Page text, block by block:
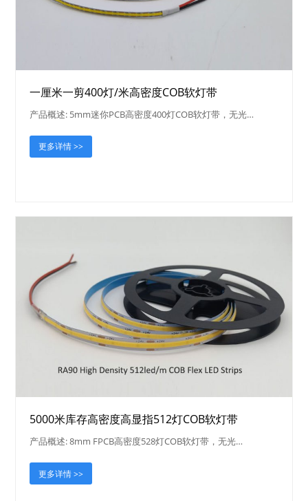
一厘米一剪400灯/米高密度COB软灯带
产品概述: 5mm迷你PCB高密度400灯COB软灯带，无光…
更多详情 >>
5000米库存高密度高显指512灯COB软灯带
产品概述: 8mm FPCB高密度528灯COB软灯带，无光…
更多详情 >>